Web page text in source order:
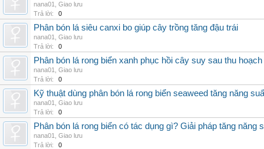
nana01
Giao lưu
Trả lời:
0
Phân bón lá siêu canxi bo giúp cây trồng tăng đậu trái
nana01
Giao lưu
Trả lời:
0
Phân bón lá rong biển xanh phục hồi cây suy sau thu hoạch
nana01
Giao lưu
Trả lời:
0
Kỹ thuật dùng phân bón lá rong biển seaweed tăng năng
nana01
Giao lưu
Trả lời:
0
Phân bón lá rong biển có tác dụng gì? Giải pháp tăng năng
nana01
Giao lưu
Trả lời:
0